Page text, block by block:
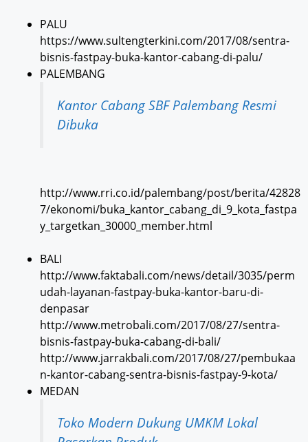
PALU
https://www.sultengterkini.com/2017/08/sentra-
bisnis-fastpay-buka-kantor-cabang-di-palu/
PALEMBANG
Kantor Cabang SBF Palembang Resmi
Dibuka
http://www.rri.co.id/palembang/post/berita/42828
7/ekonomi/buka_kantor_cabang_di_9_kota_fastpa
y_targetkan_30000_member.html
BALI
http://www.faktabali.com/news/detail/3035/perm
udah-layanan-fastpay-buka-kantor-baru-di-
denpasar
http://www.metrobali.com/2017/08/27/sentra-
bisnis-fastpay-buka-cabang-di-bali/
http://www.jarrakbali.com/2017/08/27/pembukaa
n-kantor-cabang-sentra-bisnis-fastpay-9-kota/
MEDAN
Toko Modern Dukung UMKM Lokal